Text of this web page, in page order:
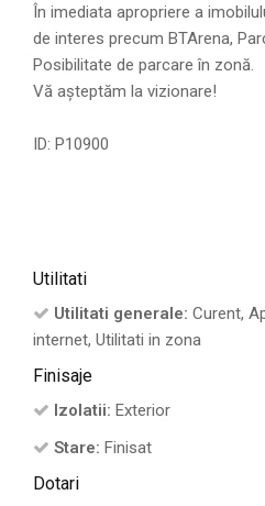
În imediata apropriere a
de interes precum BTArena,
Posibilitate de parcare în zonă.
Vă așteptăm la vizionare!
ID: P10900
Utilitati
Utilitati generale: Curent,
internet, Utilitati in zona
Finisaje
Izolatii: Exterior
Stare: Finisat
Dotari